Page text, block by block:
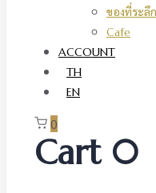
ของที่ระลึก
Cafe
ACCOUNT
TH
EN
0
Cart 0